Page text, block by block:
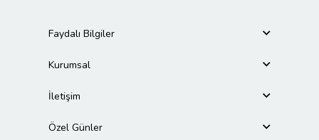
Faydalı Bilgiler
Kurumsal
İletişim
Özel Günler